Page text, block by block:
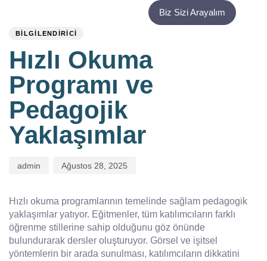
Biz Sizi Arayalım
BILGILENDIRICI
Hızlı Okuma
Programı ve
Pedagojik
Yaklaşımlar
admin Ağustos 28, 2025
Hızlı okuma programlarının temelinde sağlam pedagogik
yaklaşımlar yatıyor. Eğitmenler, tüm katılımcıların farklı
öğrenme stillerine sahip olduğunu göz önünde
bulundurarak dersler oluşturuyor. Görsel ve işitsel
yöntemlerin bir arada sunulması, katılımcıların dikkatini